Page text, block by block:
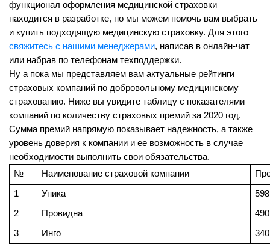
функционал оформления медицинской страховки
находится в разработке, но мы можем помочь вам выбрать
свяжитесь с нашими менеджерами, написав в онлайн-чат
или набрав по телефонам техподдержки.
Ну а пока мы представляем вам актуальные рейтинги
страховых компаний по добровольному медицинскому
страхованию. Ниже вы увидите таблицу с показателями
компаний по количеству страховых премий за 2020 год.
Сумма премий напрямую показывает надежность, а также
уровень доверия к компании и ее возможность в случае
необходимости выполнить свои обязательства.
№
Наименование страховой компании
1 Уника
2 Провидна
3 Инго